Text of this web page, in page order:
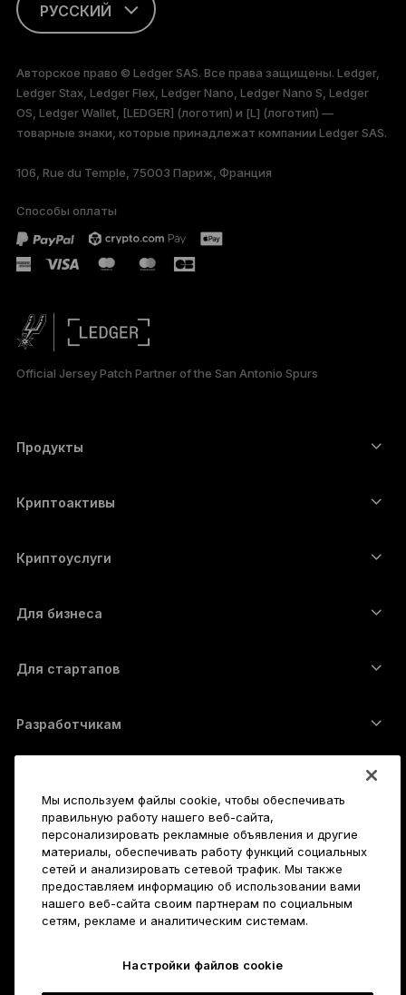
РУССКИЙ
FRANÇAIS
TÜRKÇE
DEUTSCH
PORTUGUÊS
ESPAÑOL
日本語
Авторское право © Ledger SAS. Все права защищены. Ledger,
Ledger Stax, Ledger Flex, Ledger Nano, Ledger Nano S, Ledger
OS, Ledger Wallet, [LEDGER] (логотип) и [L] (логотип) —
товарные знаки, которые принадлежат компании Ledger SAS.
106, Rue du Temple, 75003 Париж, Франция
Способы оплаты
Official Jersey Patch Partner of the San Antonio Spurs
Продукты
Аппаратный кошелёк
Ledger Stax
Ledger Nano Classics
Наборы
Все продукты
Криптоактивы
Ethereum-кошелёк
Cardano-кошелёк
Monero-кошелёк
Полный список активов
Криптоуслуги
Купить криптовалюту
Обменять криптовалюту
Для бизнеса
Для стартапов
Разработчикам
Как пользоваться Ledger
Совместимые кошельки и платформы
Как купить биткойны
Аппаратный криптокошелёк для Биткойна
Также исследуйте
Служба поддержки
Баунти-программа
Карьера
Мы используем файлы cookie, чтобы обеспечивать
правильную работу нашего веб-сайта,
персонализировать рекламные объявления и другие
материалы, обеспечивать работу функций социальных
сетей и анализировать сетевой трафик. Мы также
предоставляем информацию об использовании вами
нашего веб-сайта своим партнерам по социальным
сетям, рекламе и аналитическим системам.
Настройки файлов cookie